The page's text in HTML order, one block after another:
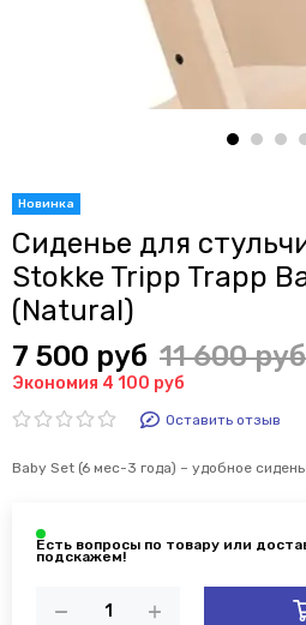
Сиденье для
Stokke Tripp Trapp
(Natural)
7 500 руб 11 600 руб
Экономия 4 100 руб
Оставить отзыв
Baby Set (6 мес-3 года) – удобное